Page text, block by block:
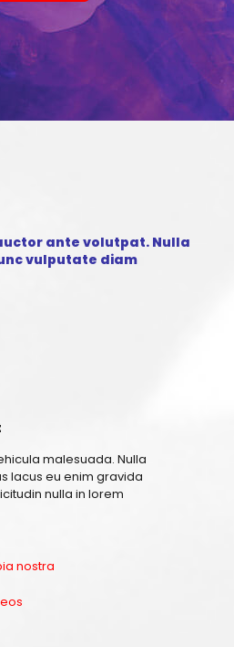
ante volutpat. Nulla
vulputate diam
malesuada. Nulla
lacus eu enim gravida
nulla in lorem
nostra